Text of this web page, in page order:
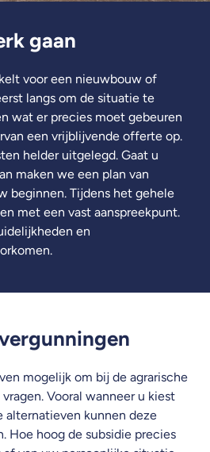
gaan
voor een nieuwbouw of
langs om de situatie te
wat er precies moet gebeuren
een vrijblijvende offerte op.
helder uitgelegd. Gaat u
maken we een plan van
beginnen. Tijdens het gehele
met een vast aanspreekpunt.
en
mogelijk om bij de agrarische
Vooral wanneer u kiest
alternatieven kunnen deze
Hoe hoog de subsidie precies